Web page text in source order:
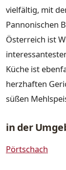
vielfältig, mit
Pannonischen
Österreich ist
Küche ist
herzhaften
süßen
in der
Pörtschach